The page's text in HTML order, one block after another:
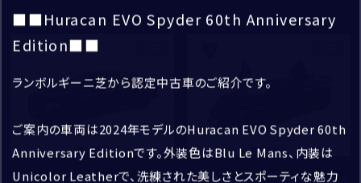
買取・査定
検索
■■Huracan EVO Spyder 60th Anniversary
Edition■■
ランボルギーニ芝から認定中古車のご紹介です。
ご案内の車両は2024年モデルのHuracan EVO Spyder 60th
Anniversary Editionです。外装色はBlu Le Mans、内装は
Unicolor Leatherで、洗練された美しさとスポーティな魅力
姓
名
ふりがな *
せい
建物名・部屋番号
入力内容修正
送信